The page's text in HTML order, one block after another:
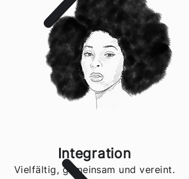
Integration
Vielfältig, gemeinsam und vereint.